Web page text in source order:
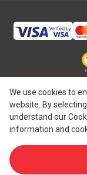
We use cookies to
website. By
understand our
information and
Hawlfraint ©
ymgorffori yng
atebolrwydd
IBC o endid
gysylltiedig ag One